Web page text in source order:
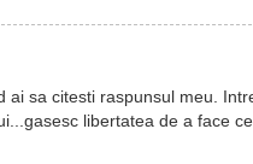
sa citesti raspunsul meu.
libertatea de a face